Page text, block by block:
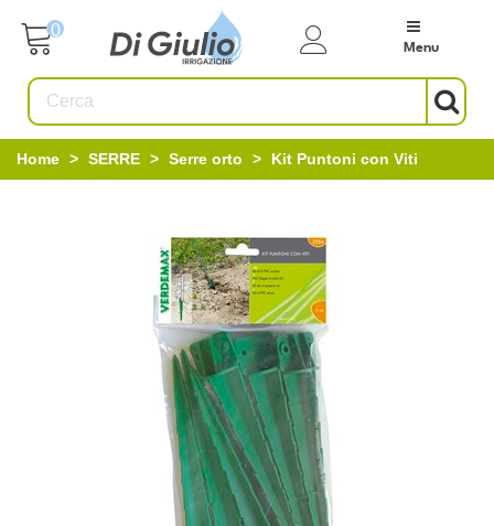
0
Menu
Home > SERRE > Serre orto > Kit Puntoni con Viti